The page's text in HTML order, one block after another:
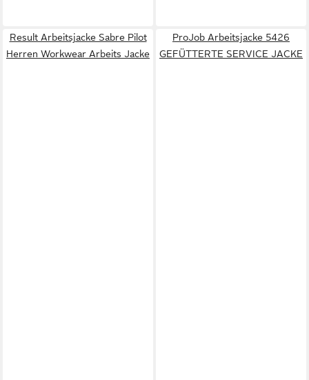
Result Arbeitsjacke Sabre Pilot
Herren Workwear Arbeits Jacke
ProJob Arbeitsjacke 5426
GEFÜTTERTE SERVICE JACKE